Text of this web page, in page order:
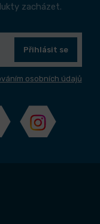
zacházet.
Přihlásit se
osobních údajů